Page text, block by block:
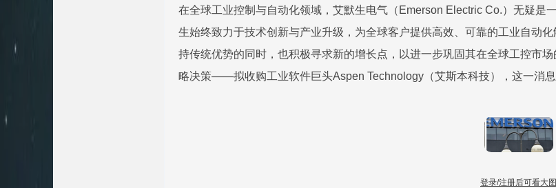
在全球工业控制与自动化领域，艾默生电气（Emerson Electric Co.）无疑是
生始终致力于技术创新与产业升级，为全球客户提供高效、可靠的工业自动
持传统优势的同时，也积极寻求新的增长点，以进一步巩固其在全球工控市
略决策——拟收购工业软件巨头Aspen Technology（艾斯本科技），这一消息
登录/注册后可看大图